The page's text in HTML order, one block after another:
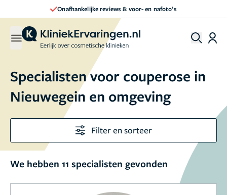
Onafhankelijke reviews & voor- en nafoto’s
Specialisten voor couperose in
Nieuwegein en omgeving
Filter en sorteer
We hebben 11 specialisten gevonden